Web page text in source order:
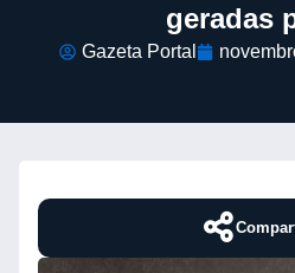
geradas
Gazeta Portal